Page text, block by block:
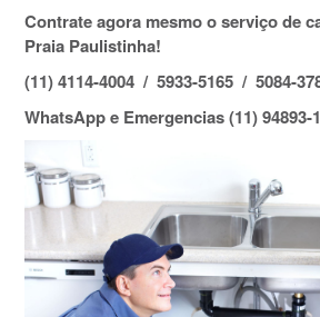
Contrate agora mesmo o serviço de
Praia Paulistinha!
(11) 4114-4004 / 5933-5165 / 5084-
WhatsApp e Emergencias (11) 94893-